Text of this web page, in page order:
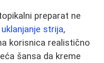
preparat ne
uklanjanje strija,
korisnica realistično
šansa da kreme